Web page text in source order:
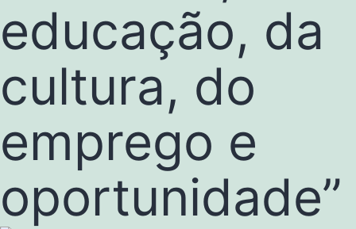
educação, da
cultura, do
emprego e
oportunidade”